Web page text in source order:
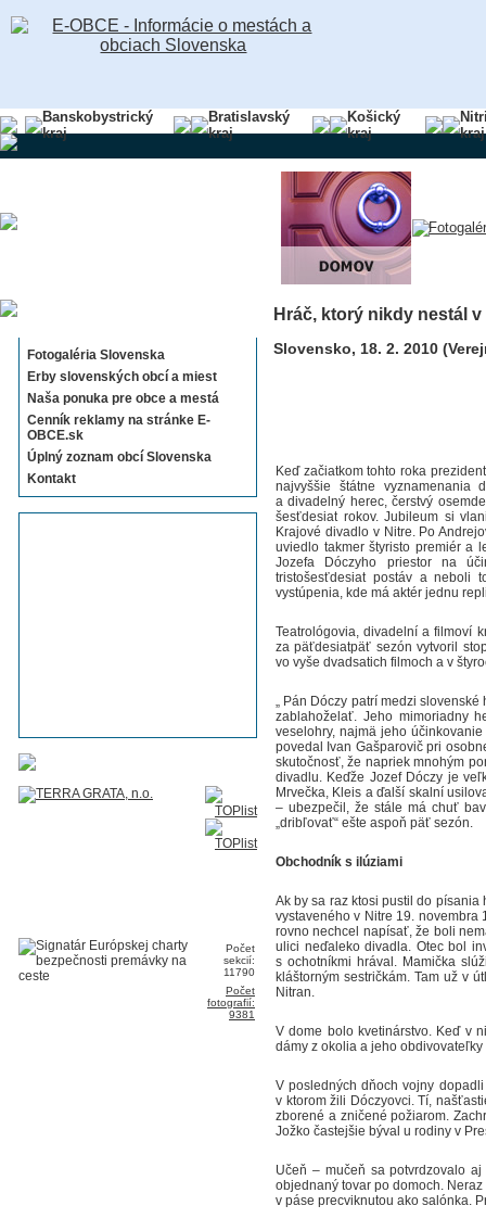
Banskobystrický
kraj
Bratislavský
kraj
Košický
kraj
kraj
Fotogaléria Slovenska
Erby slovenských obcí a miest
Naša ponuka pre obce a mestá
Cenník reklamy na stránke E-
OBCE.sk
Úplný zoznam obcí Slovenska
Kontakt
Počet
sekcií:
11790
Počet
fotografií:
9381
Hráč, ktorý nikdy nestál
Slovensko, 18. 2. 2010
Keď začiatkom tohto roka
najvyššie štátne vyznamenania
a divadelný herec, čerstvý
šesťdesiat rokov. Jubileum si
Krajové divadlo v Nitre. Po
uviedlo takmer štyristo premiér a
Jozefa Dóczyho priestor na
tristošesťdesiat postáv a neboli
vystúpenia, kde má aktér jednu
Teatrológovia, divadelní a filmoví
za päťdesiatpäť sezón vytvoril
vo vyše dvadsatich filmoch a v
„ Pán Dóczy patrí medzi
zablahoželať. Jeho mimoriadny
veselohry, najmä jeho
povedal Ivan Gašparovič pri
skutočnosť, že napriek mnohým
divadlu. Keďže Jozef Dóczy je
Mrvečka, Kleis a ďalší skalní
– ubezpečil, že stále má chuť
„dribľovať“ ešte aspoň päť sezón.
Obchodník s ilúziami
Ak by sa raz ktosi pustil do
vystaveného v Nitre 19.
rovno nechcel napísať, že boli
ulici neďaleko divadla. Otec bol
s ochotníkmi hrával. Mamička
kláštorným sestričkám. Tam už v
Nitran.
V dome bolo kvetinárstvo. Keď v
dámy z okolia a jeho
V posledných dňoch vojny
v ktorom žili Dóczyovci. Tí,
zborené a zničené požiarom.
Jožko častejšie býval u rodiny v
Učeň – mučeň sa potvrdzovalo
objednaný tovar po domoch.
v páse precviknutou ako salónka.